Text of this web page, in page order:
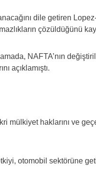
dile getiren
çözüldüğünü
NAFTA’nın
açıklamıştı.
mülkiyet haklarını ve
otomobil sektörüne